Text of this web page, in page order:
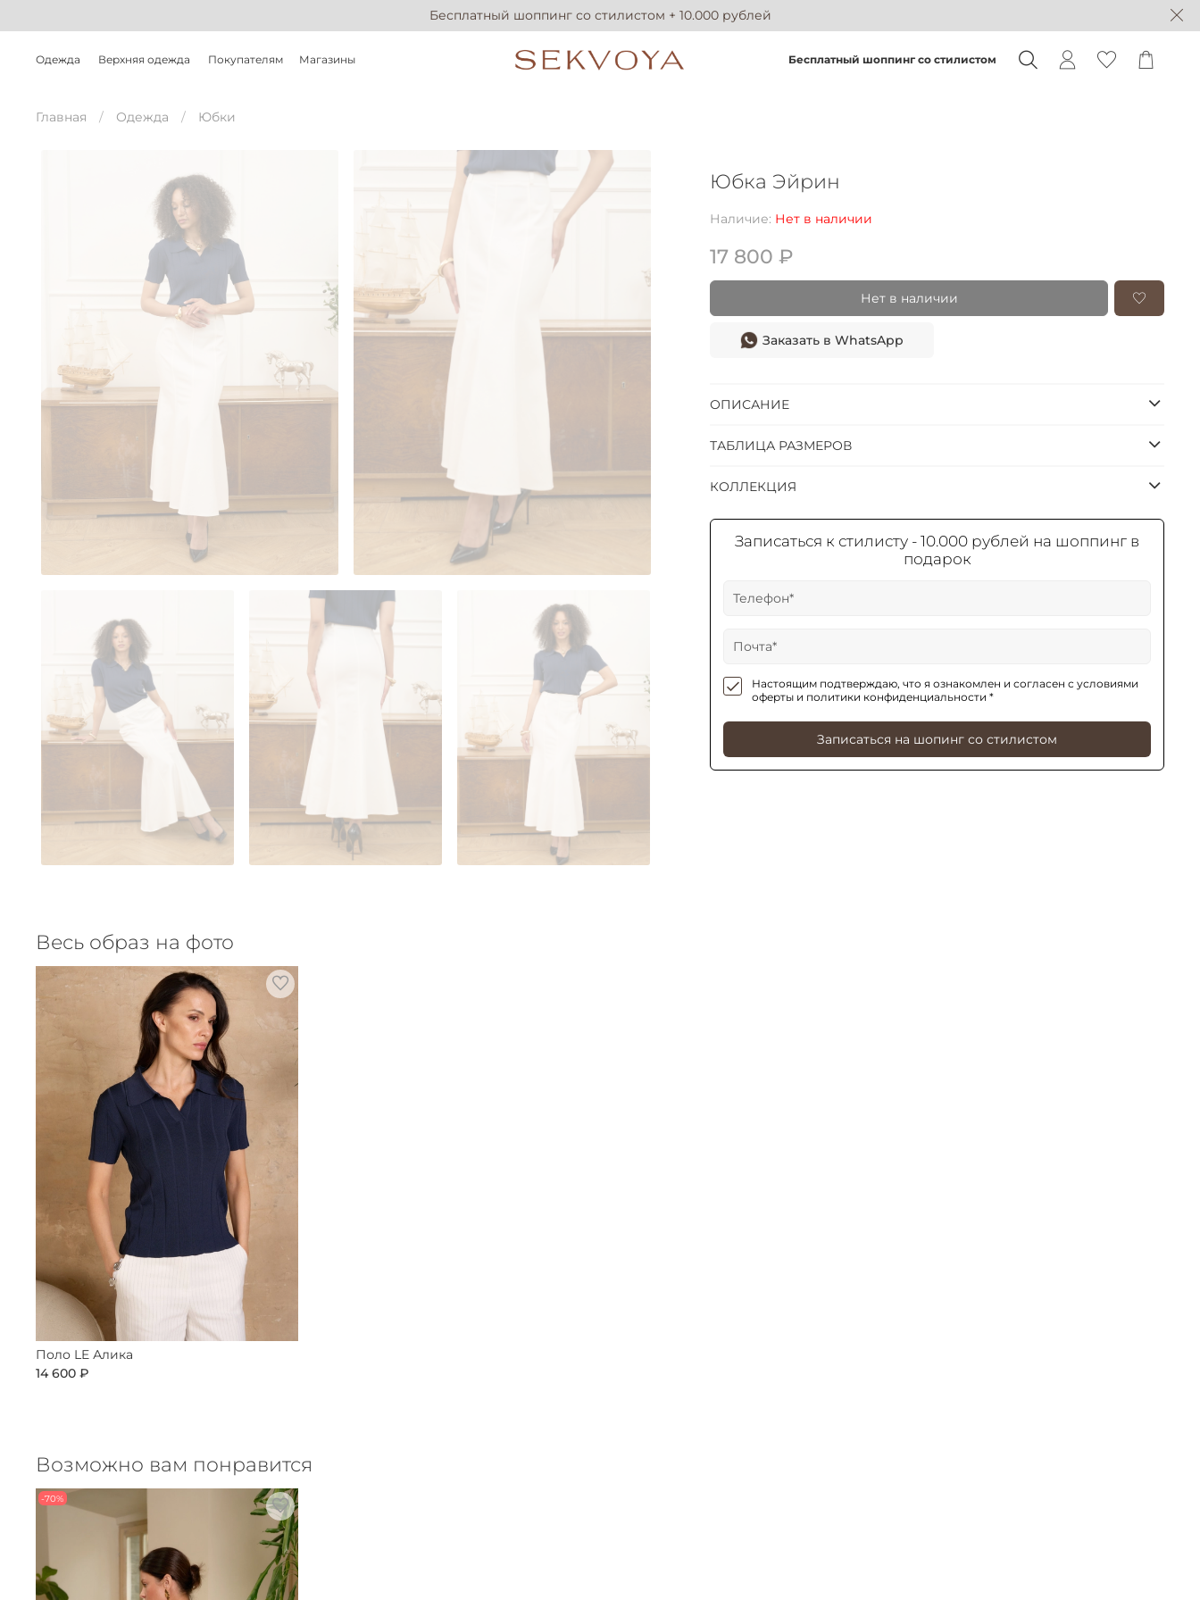
Бесплатный шоппинг со стилистом + 10.000 рублей
Бесплатный шоппинг со стилистом
Одежда Верхняя одежда Покупателям Магазины
Главная Одежда Юбки
Юбка Эйрин
Наличие: Нет в наличии
17 800 ₽
Нет в наличии
Заказать в WhatsApp
ОПИСАНИЕ
ТАБЛИЦА РАЗМЕРОВ
КОЛЛЕКЦИЯ
Записаться к стилисту - 10.000 рублей на шоппинг в
подарок
Настоящим подтверждаю, что я ознакомлен и согласен с условиями
оферты и политики конфиденциальности *
Записаться на шопинг со стилистом
Весь образ на фото
Поло LE Алика
14 600 ₽
Возможно вам понравится
-70%